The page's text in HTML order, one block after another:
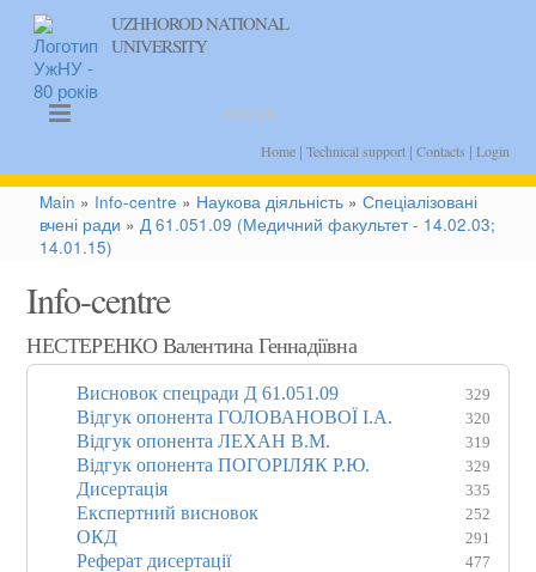
UZHHOROD NATIONAL
UNIVERSITY
Home| Technical support| Contacts | Login
Main » Info-centre » Наукова діяльність »Спеціалізовані
вчені ради »Д 61.051.09 (Медичний факультет - 14.02.03;
14.01.15)
Info-centre
НЕСТЕРЕНКО Валентина Геннадіївна
Висновок спецради Д 61.051.09 329
Відгук опонента ГОЛОВАНОВОЇ І.А. 320
Відгук опонента ЛЕХАН В.М. 319
Відгук опонента ПОГОРІЛЯК Р.Ю. 329
Дисертація 335
Експертний висновок 252
ОКД 291
Реферат дисертації 477